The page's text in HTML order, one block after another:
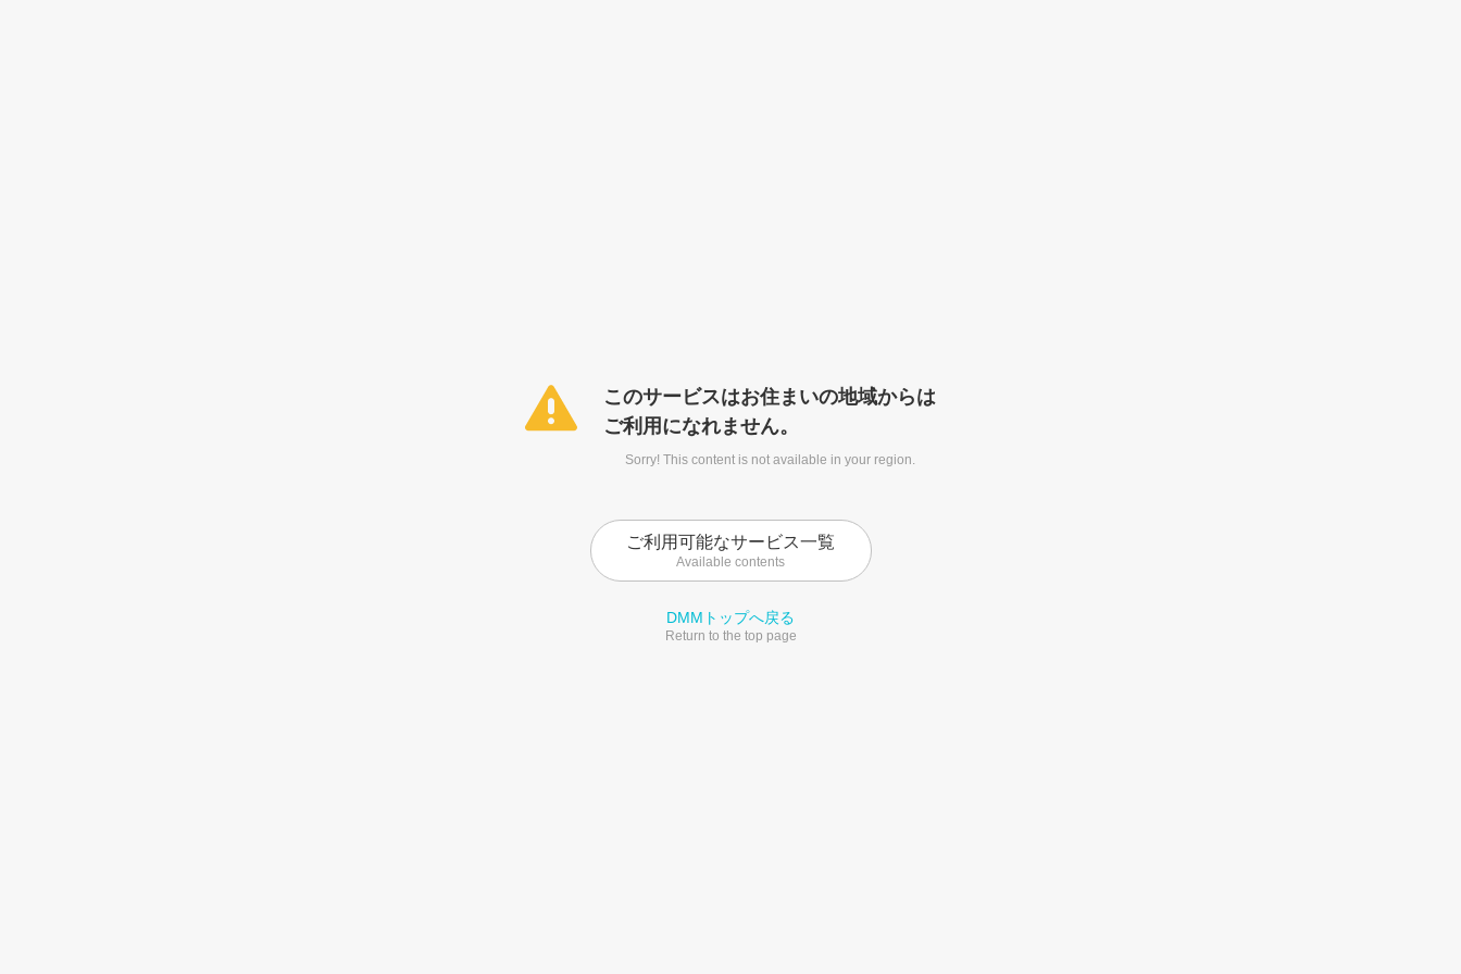
このサービスはお住まいの地域からは
ご利用になれません。
Sorry! This content is not available in your region.
ご利用可能なサービス一覧
Available contents
DMMトップへ戻る
Return to the top page